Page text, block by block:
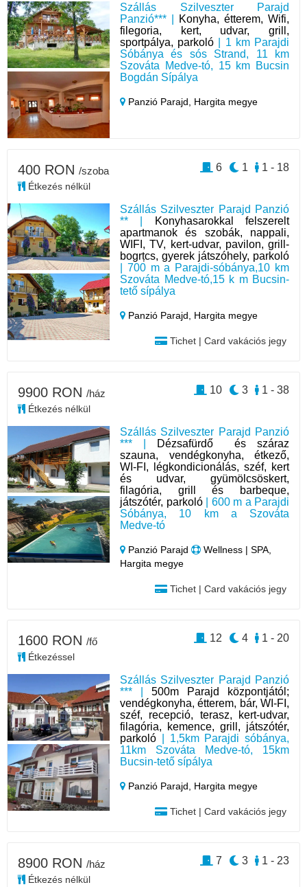
Szállás Szilveszter Parajd
Panzió*** |
Konyha, étterem, Wifi,
filegoria, kert, udvar, grill,
sportpálya, parkoló | 1 km Parajdi
Sóbánya és sós Strand, 11 km
Szováta Medve-tó, 15 km Bucsin
Bogdán Sípálya
Panzió Parajd, Hargita megye
Szállás Szilveszter Parajd Panzió
** |
Konyhasarokkal felszerelt
apartmanok és szobák, nappali,
WIFI, TV, kert-udvar, pavilon, grill-
bogrțcs, gyerek játszóhely, parkoló
| 700 m a Parajdi-sóbánya,10 km
Szováta Medve-tó,15 k m Bucsin-
tető sípálya
Panzió Parajd, Hargita megye
Tichet | Card vakációs jegy
400 RON /szoba
Étkezés nélkül
1 - 18
1
6
Szállás Szilveszter Parajd Panzió
*** |
Dézsafürdő és száraz
szauna, vendégkonyha, étkező,
WI-FI, légkondicionálás, széf, kert
és udvar, gyümölcsöskert,
filagória, grill és barbeque,
játszótér, parkoló| 600 m a Parajdi
Sóbánya, 10 km a Szováta
Medve-tó
Panzió Parajd
Wellness | SPA,
Hargita megye
Tichet | Card vakációs jegy
9900 RON /ház
Étkezés nélkül
1 - 38
3
10
Szállás Szilveszter Parajd Panzió
*** |500m Parajd központjától;
vendégkonyha, étterem, bár, WI-FI,
széf, recepció, terasz, kert-udvar,
filagória, kemence, grill, játszótér,
parkoló | 1,5km Parajdi sóbánya,
11km Szováta Medve-tó, 15km
Bucsin-tető sípálya
Panzió Parajd, Hargita megye
Tichet | Card vakációs jegy
1600 RON /fő
Étkezéssel
1 - 20
4
12
8900 RON /ház
Étkezés nélkül
1 - 23
3
7